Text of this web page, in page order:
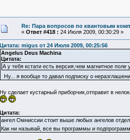
Re: Пара вопросов по квантовым
« Ответ #418 : 24 Июля 2009, 00:30:29 »
Цитата: migus от 24 Июля 2009, 00:25:56
Angelus Deus Machina
Цитата:
А у тебя кстати есть версия,чем магнитное поле
Ну... я вообще то давал подписку о
Ну сделает кустарный приборчик,отправит в
Цитата:
ангел Омниссии стоит выше любых ангелов
Как ни называй, все вы программы и